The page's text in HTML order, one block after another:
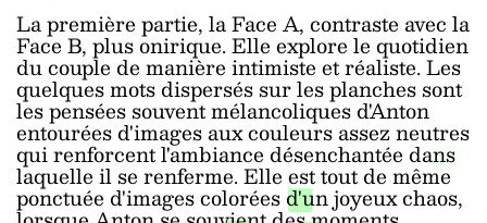
La première partie, la Face A, contraste avec la
Face B, plus onirique. Elle explore le quotidien
du couple de manière intimiste et réaliste. Les
quelques mots dispersés sur les planches sont
les pensées souvent mélancoliques d'Anton
entourées d'images aux couleurs assez neutres
qui renforcent l'ambiance désenchantée dans
laquelle il se renferme. Elle est tout de même
ponctuée d'images colorées d'un joyeux chaos,